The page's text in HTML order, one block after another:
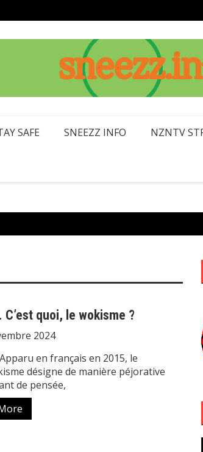
SAFE SNEEZZ INFO NZNTV
quoi, le wokisme ?
2024
en français en 2015, le
désigne de manière péjorative
de pensée,